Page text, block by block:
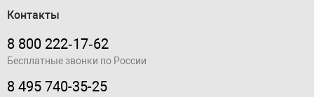
Контакты
8 800 222‑17‑62
Бесплатные звонки по России
8 495 740-35-25